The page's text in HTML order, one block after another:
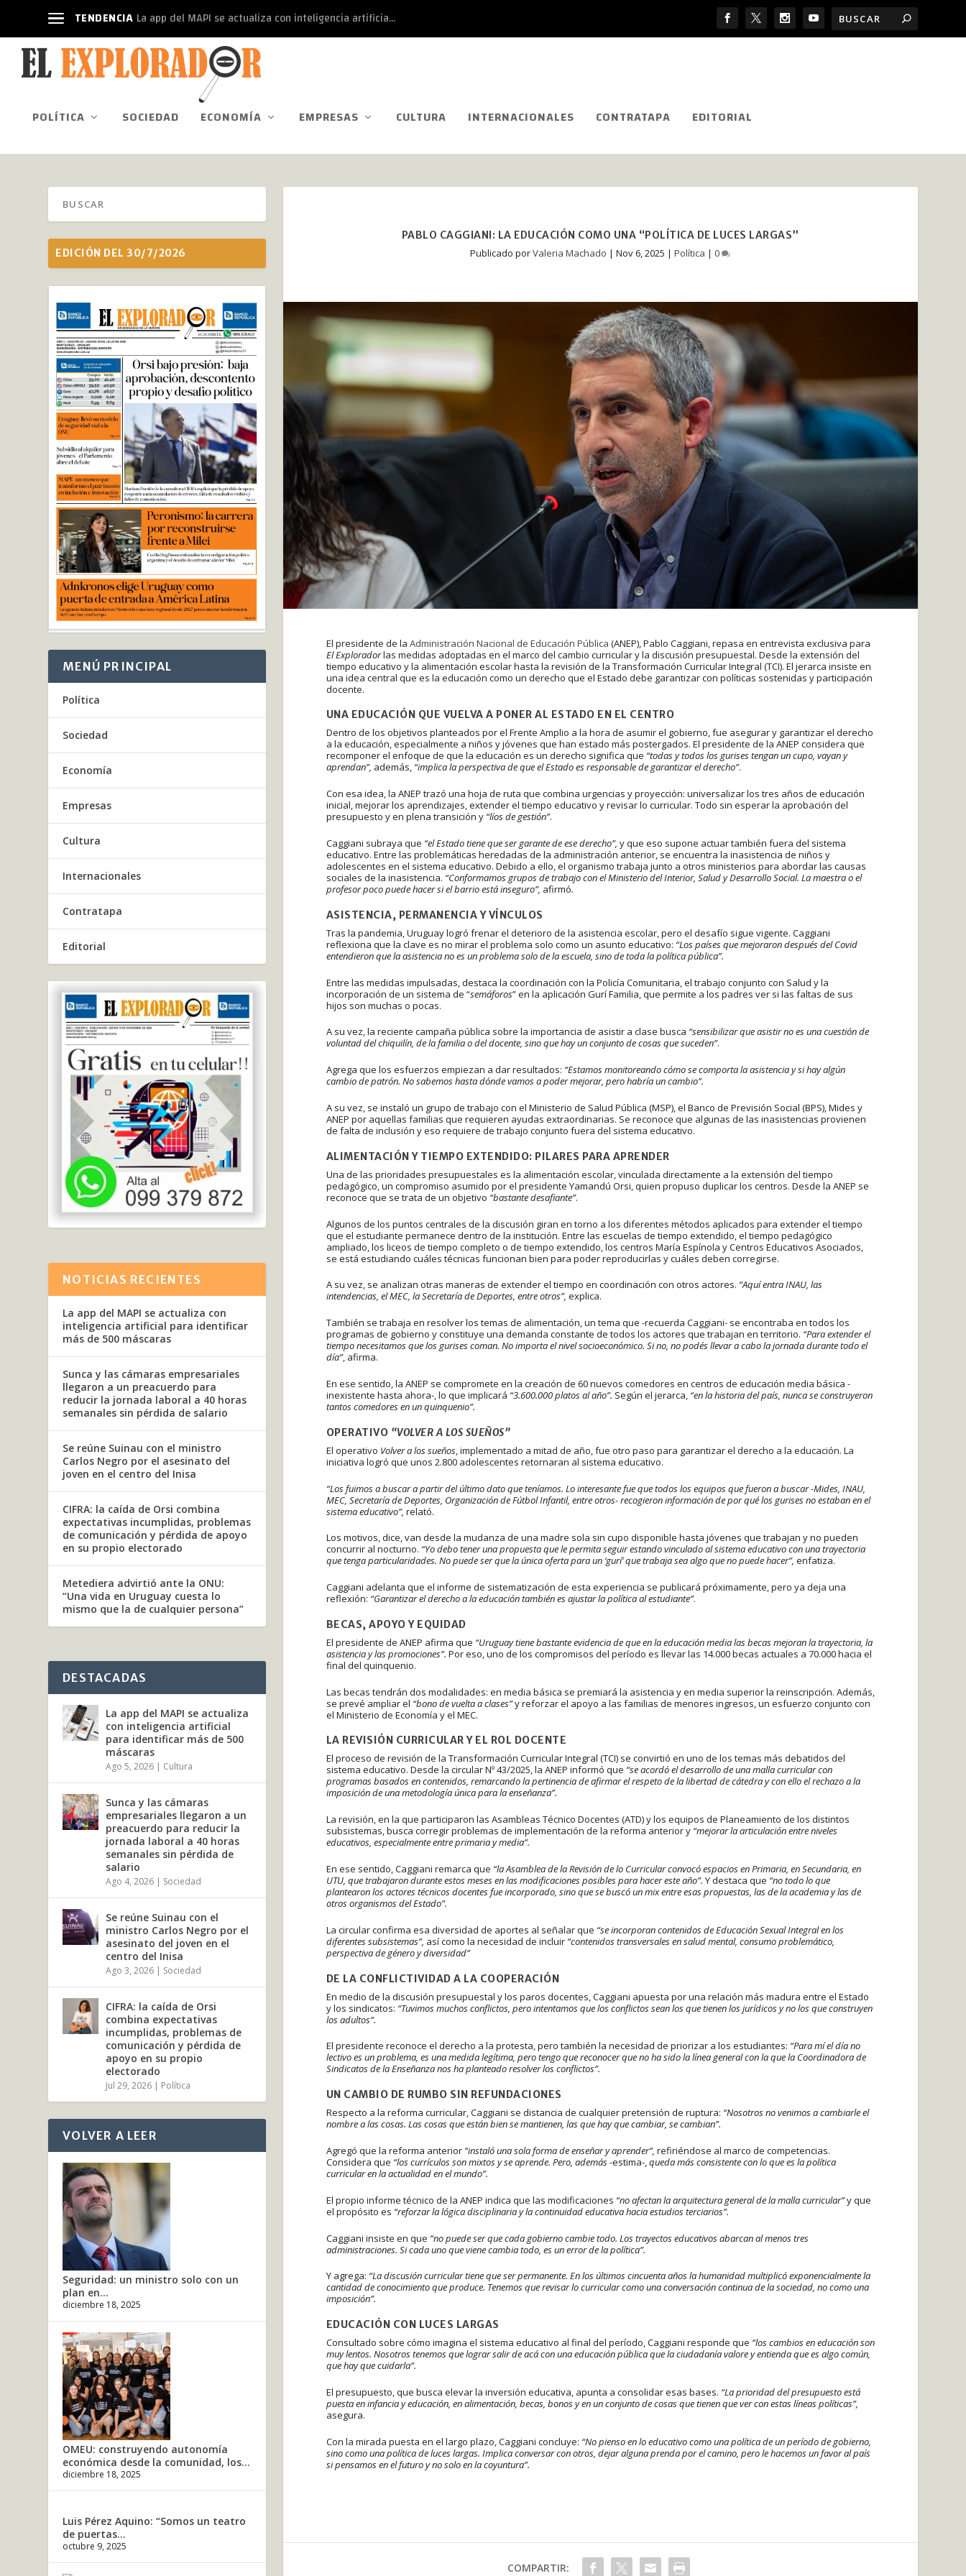
TENDENCIA La app del MAPI se actualiza con inteligencia artificia...
POLÍTICA SOCIEDAD ECONOMÍA EMPRESAS CULTURA INTERNACIONALES CONTRATAPA EDITORIAL
PABLO CAGGIANI: LA EDUCACIÓN COMO UNA “POLÍTICA DE LUCES LARGAS”
Publicado porValeria Machado |Nov 6, 2025 |Política |0
El presidente de la Administración Nacional de Educación Pública (ANEP), Pablo Caggiani, repasa en entrevista exclusiva para
El Exploradorlas medidas adoptadas en el marco del cambio curricular y la discusión presupuestal. Desde la extensión del
tiempo educativo y la alimentación escolar hasta la revisión de la Transformación Curricular Integral (TCI). El jerarca insiste en
una idea central que es la educación como un derecho que el Estado debe garantizar con políticas sostenidas y participación
docente.
UNA EDUCACIÓN QUE VUELVA A PONER AL ESTADO EN EL CENTRO
Dentro de los objetivos planteados por el Frente Amplio a la hora de asumir el gobierno, fue asegurar y garantizar el derecho
a la educación, especialmente a niños y jóvenes que han estado más postergados. El presidente de la ANEP considera que
recomponer el enfoque de que la educación es un derecho significa que “todas y todos los gurises tengan un cupo, vayan y
aprendan”, además, “implica la perspectiva de que el Estado es responsable de garantizar el derecho”.
Con esa idea, la ANEP trazó una hoja de ruta que combina urgencias y proyección: universalizar los tres años de educación
inicial, mejorar los aprendizajes, extender el tiempo educativo y revisar lo curricular. Todo sin esperar la aprobación del
presupuesto y en plena transición y “líos de gestión”.
Caggiani subraya que “el Estado tiene que ser garante de ese derecho”, y que eso supone actuar también fuera del sistema
educativo. Entre las problemáticas heredadas de la administración anterior, se encuentra la inasistencia de niños y
adolescentes en el sistema educativo. Debido a ello, el organismo trabaja junto a otros ministerios para abordar las causas
sociales de la inasistencia. “Conformamos grupos de trabajo con el Ministerio del Interior, Salud y Desarrollo Social. La maestra o el
profesor poco puede hacer si el barrio está inseguro”, afirmó.
ASISTENCIA, PERMANENCIA Y VÍNCULOS
Tras la pandemia, Uruguay logró frenar el deterioro de la asistencia escolar, pero el desafío sigue vigente. Caggiani
reflexiona que la clave es no mirar el problema solo como un asunto educativo: “Los países que mejoraron después del Covid
entendieron que la asistencia no es un problema solo de la escuela, sino de toda la política pública”.
Entre las medidas impulsadas, destaca la coordinación con la Policía Comunitaria, el trabajo conjunto con Salud y la
incorporación de un sistema de “semáforos” en la aplicación Gurí Familia, que permite a los padres ver si las faltas de sus
hijos son muchas o pocas.
A su vez, la reciente campaña pública sobre la importancia de asistir a clase busca “sensibilizar que asistir no es una cuestión de
voluntad del chiquilín, de la familia o del docente, sino que hay un conjunto de cosas que suceden”.
Agrega que los esfuerzos empiezan a dar resultados: “Estamos monitoreando cómo se comporta la asistencia y si hay algún
cambio de patrón. No sabemos hasta dónde vamos a poder mejorar, pero habría un cambio”.
A su vez, se instaló un grupo de trabajo con el Ministerio de Salud Pública (MSP), el Banco de Previsión Social (BPS), Mides y
ANEP por aquellas familias que requieren ayudas extraordinarias. Se reconoce que algunas de las inasistencias provienen
de falta de inclusión y eso requiere de trabajo conjunto fuera del sistema educativo.
ALIMENTACIÓN Y TIEMPO EXTENDIDO: PILARES PARA APRENDER
Una de las prioridades presupuestales es la alimentación escolar, vinculada directamente a la extensión del tiempo
pedagógico, un compromiso asumido por el presidente Yamandú Orsi, quien propuso duplicar los centros. Desde la ANEP se
reconoce que se trata de un objetivo “bastante desafiante”.
Algunos de los puntos centrales de la discusión giran en torno a los diferentes métodos aplicados para extender el tiempo
que el estudiante permanece dentro de la institución. Entre las escuelas de tiempo extendido, el tiempo pedagógico
ampliado, los liceos de tiempo completo o de tiempo extendido, los centros María Espínola y Centros Educativos Asociados,
se está estudiando cuáles técnicas funcionan bien para poder reproducirlas y cuáles deben corregirse.
A su vez, se analizan otras maneras de extender el tiempo en coordinación con otros actores. “Aquí entra INAU, las
intendencias, el MEC, la Secretaría de Deportes, entre otros”, explica.
También se trabaja en resolver los temas de alimentación, un tema que -recuerda Caggiani- se encontraba en todos los
programas de gobierno y constituye una demanda constante de todos los actores que trabajan en territorio. “Para extender el
tiempo necesitamos que los gurises coman. No importa el nivel socioeconómico. Si no, no podés llevar a cabo la jornada durante todo el
día”, afirma.
En ese sentido, la ANEP se compromete en la creación de 60 nuevos comedores en centros de educación media básica -
inexistente hasta ahora-, lo que implicará “3.600.000 platos al año”. Según el jerarca, “en la historia del país, nunca se construyeron
tantos comedores en un quinquenio”.
OPERATIVO “VOLVER A LOS SUEÑOS”
El operativo Volver a los sueños, implementado a mitad de año, fue otro paso para garantizar el derecho a la educación. La
iniciativa logró que unos 2.800 adolescentes retornaran al sistema educativo.
“Los fuimos a buscar a partir del último dato que teníamos. Lo interesante fue que todos los equipos que fueron a buscar -Mides, INAU,
MEC, Secretaría de Deportes, Organización de Fútbol Infantil, entre otros- recogieron información de por qué los gurises no estaban en el
sistema educativo”, relató.
Los motivos, dice, van desde la mudanza de una madre sola sin cupo disponible hasta jóvenes que trabajan y no pueden
concurrir al nocturno. “Yo debo tener una propuesta que le permita seguir estando vinculado al sistema educativo con una trayectoria
que tenga particularidades. No puede ser que la única oferta para un ‘gurí’ que trabaja sea algo que no puede hacer”, enfatiza.
Caggiani adelanta que el informe de sistematización de esta experiencia se publicará próximamente, pero ya deja una
reflexión: “Garantizar el derecho a la educación también es ajustar la política al estudiante”.
BECAS, APOYO Y EQUIDAD
El presidente de ANEP afirma que “Uruguay tiene bastante evidencia de que en la educación media las becas mejoran la trayectoria, la
asistencia y las promociones”. Por eso, uno de los compromisos del período es llevar las 14.000 becas actuales a 70.000 hacia el
final del quinquenio.
Las becas tendrán dos modalidades: en media básica se premiará la asistencia y en media superior la reinscripción. Además,
se prevé ampliar el “bono de vuelta a clases”y reforzar el apoyo a las familias de menores ingresos, un esfuerzo conjunto con
el Ministerio de Economía y el MEC.
LA REVISIÓN CURRICULAR Y EL ROL DOCENTE
El proceso de revisión de la Transformación Curricular Integral (TCI) se convirtió en uno de los temas más debatidos del
sistema educativo. Desde la circular Nº 43/2025, la ANEP informó que “se acordó el desarrollo de una malla curricular con
programas basados en contenidos, remarcando la pertinencia de afirmar el respeto de la libertad de cátedra y con ello el rechazo a la
imposición de una metodología única para la enseñanza”.
La revisión, en la que participaron las Asambleas Técnico Docentes (ATD) y los equipos de Planeamiento de los distintos
subsistemas, busca corregir problemas de implementación de la reforma anterior y “mejorar la articulación entre niveles
educativos, especialmente entre primaria y media”.
En ese sentido, Caggiani remarca que “la Asamblea de la Revisión de lo Curricular convocó espacios en Primaria, en Secundaria, en
UTU, que trabajaron durante estos meses en las modificaciones posibles para hacer este año”. Y destaca que “no todo lo que
plantearon los actores técnicos docentes fue incorporado, sino que se buscó un mix entre esas propuestas, las de la academia y las de
otros organismos del Estado”.
La circular confirma esa diversidad de aportes al señalar que “se incorporan contenidos de Educación Sexual Integral en los
diferentes subsistemas”, así como la necesidad de incluir “contenidos transversales en salud mental, consumo problemático,
perspectiva de género y diversidad”
DE LA CONFLICTIVIDAD A LA COOPERACIÓN
En medio de la discusión presupuestal y los paros docentes, Caggiani apuesta por una relación más madura entre el Estado
y los sindicatos: “Tuvimos muchos conflictos, pero intentamos que los conflictos sean los que tienen los jurídicos y no los que construyen
los adultos”.
El presidente reconoce el derecho a la protesta, pero también la necesidad de priorizar a los estudiantes: “Para mí el día no
lectivo es un problema, es una medida legítima, pero tengo que reconocer que no ha sido la línea general con la que la Coordinadora de
Sindicatos de la Enseñanza nos ha planteado resolver los conflictos”.
UN CAMBIO DE RUMBO SIN REFUNDACIONES
Respecto a la reforma curricular, Caggiani se distancia de cualquier pretensión de ruptura: “Nosotros no venimos a cambiarle el
nombre a las cosas. Las cosas que están bien se mantienen, las que hay que cambiar, se cambian”.
Agregó que la reforma anterior “instaló una sola forma de enseñar y aprender”, refiriéndose al marco de competencias.
Considera que “los currículos son mixtos y se aprende. Pero, además-estima-,queda más consistente con lo que es la política
curricular en la actualidad en el mundo”.
El propio informe técnico de la ANEP indica que las modificaciones “no afectan la arquitectura general de la malla curricular”y que
el propósito es “reforzar la lógica disciplinaria y la continuidad educativa hacia estudios terciarios”.
Caggiani insiste en que “no puede ser que cada gobierno cambie todo. Los trayectos educativos abarcan al menos tres
administraciones. Si cada uno que viene cambia todo, es un error de la política”.
Y agrega: “La discusión curricular tiene que ser permanente. En los últimos cincuenta años la humanidad multiplicó exponencialmente la
cantidad de conocimiento que produce. Tenemos que revisar lo curricular como una conversación continua de la sociedad, no como una
imposición”.
EDUCACIÓN CON LUCES LARGAS
Consultado sobre cómo imagina el sistema educativo al final del período, Caggiani responde que “los cambios en educación son
muy lentos. Nosotros tenemos que lograr salir de acá con una educación pública que la ciudadanía valore y entienda que es algo común,
que hay que cuidarla”.
El presupuesto, que busca elevar la inversión educativa, apunta a consolidar esas bases. “La prioridad del presupuesto está
puesta en infancia y educación, en alimentación, becas, bonos y en un conjunto de cosas que tienen que ver con estas líneas políticas”,
asegura.
Con la mirada puesta en el largo plazo, Caggiani concluye: “No pienso en lo educativo como una política de un período de gobierno,
sino como una política de luces largas. Implica conversar con otros, dejar alguna prenda por el camino, pero le hacemos un favor al país
si pensamos en el futuro y no solo en la coyuntura”.
COMPARTIR:
EDICIÓN DEL 30/7/2026
MENÚ PRINCIPAL
Política
Sociedad
Economía
Empresas
Cultura
Internacionales
Contratapa
Editorial
NOTICIAS RECIENTES
La app del MAPI se actualiza con
inteligencia artificial para identificar
más de 500 máscaras
Sunca y las cámaras empresariales
llegaron a un preacuerdo para
reducir la jornada laboral a 40 horas
semanales sin pérdida de salario
Se reúne Suinau con el ministro
Carlos Negro por el asesinato del
joven en el centro del Inisa
CIFRA: la caída de Orsi combina
expectativas incumplidas, problemas
de comunicación y pérdida de apoyo
en su propio electorado
Metediera advirtió ante la ONU:
“Una vida en Uruguay cuesta lo
mismo que la de cualquier persona”
DESTACADAS
La app del MAPI se actualiza
con inteligencia artificial
para identificar más de 500
máscaras
Ago 5, 2026 | Cultura
Sunca y las cámaras
empresariales llegaron a un
preacuerdo para reducir la
jornada laboral a 40 horas
semanales sin pérdida de
salario
Ago 4, 2026 | Sociedad
Se reúne Suinau con el
ministro Carlos Negro por el
asesinato del joven en el
centro del Inisa
Ago 3, 2026 | Sociedad
CIFRA: la caída de Orsi
combina expectativas
incumplidas, problemas de
comunicación y pérdida de
apoyo en su propio
electorado
Jul 29, 2026 | Política
VOLVER A LEER
Seguridad: un ministro solo con un
plan en...
diciembre 18, 2025
OMEU: construyendo autonomía
económica desde la comunidad, los...
diciembre 18, 2025
Luis Pérez Aquino: “Somos un teatro
de puertas...
octubre 9, 2025